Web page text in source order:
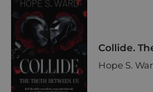
Collide.
Hope S.